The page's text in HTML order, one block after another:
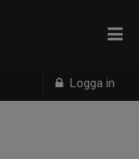
Logga in